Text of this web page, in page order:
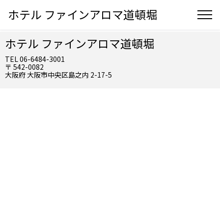
ホテル ファインアロマ道頓堀
ホテル ファインアロマ道頓堀
TEL 06-6484-3001
〒 542-0082
大阪府 大阪市中央区島之内 2-17-5